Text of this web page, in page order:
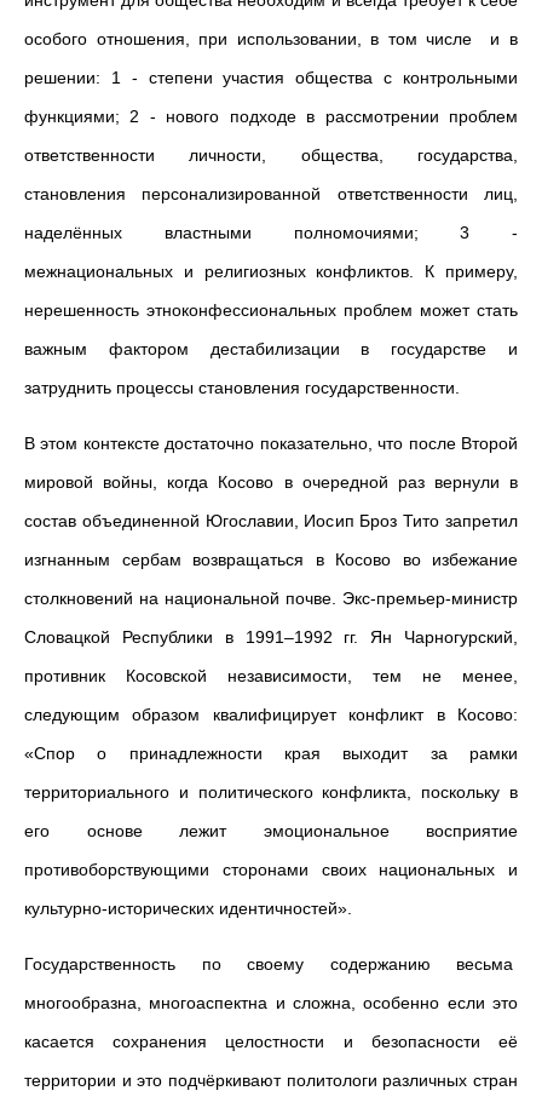
особого отношения, при использовании, в том числе и в
решении: 1 - степени участия общества с контрольными
функциями; 2 - нового подходе в рассмотрении проблем
ответственности личности, общества, государства,
становления персонализированной ответственности лиц,
наделённых властными полномочиями; 3 -
межнациональных и религиозных конфликтов. К примеру,
нерешенность этноконфессиональных проблем может стать
важным фактором дестабилизации в государстве и
затруднить процессы становления государственности.
В этом контексте достаточно показательно, что после Второй
мировой войны, когда Косово в очередной раз вернули в
состав объединенной Югославии, Иосип Броз Тито запретил
изгнанным сербам возвращаться в Косово во избежание
столкновений на национальной почве. Экс-премьер-министр
Словацкой Республики в 1991–1992 гг. Ян Чарногурский,
противник Косовской независимости, тем не менее,
следующим образом квалифицирует конфликт в Косово:
«Спор о принадлежности края выходит за рамки
территориального и политического конфликта, поскольку в
его основе лежит эмоциональное восприятие
противоборствующими сторонами своих национальных и
культурно-исторических идентичностей».
Государственность по своему содержанию весьма
многообразна, многоаспектна и сложна, особенно если это
касается сохранения целостности и безопасности её
территории и это подчёркивают политологи различных стран